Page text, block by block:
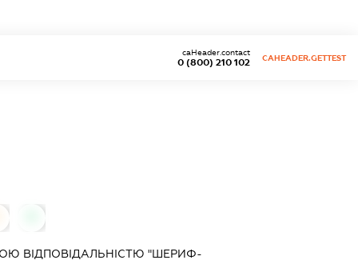
0 (800) 210 102
caHeader.contact
CAHEADER.GETTEST
ВІДПОВІДАЛЬНІСТЮ "ШЕРИФ-